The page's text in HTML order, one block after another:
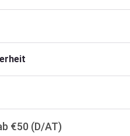
€50 (D/AT)